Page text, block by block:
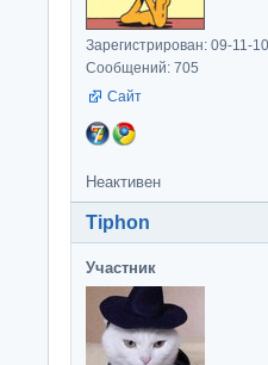
Зарегистрирован: 09-11-10
Сообщений: 705
Сайт
Неактивен
Tiphon
Участник